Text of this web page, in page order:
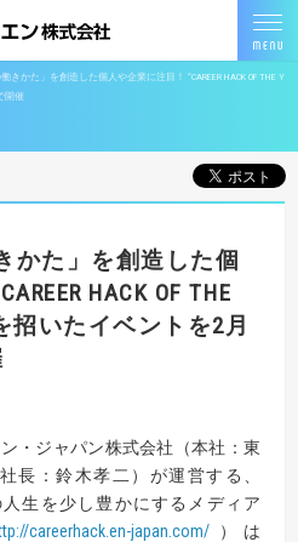
きかた」を創造した個人や企業に注目！ “CAREER HACK OF THE Y
開催
かた」を創造した個
HACK OF THE
招いたイベントを2月
・ジャパン株式会社（本社：東
長：鈴木孝二）が運営する、
人生を少し豊かにするメディア
careerhack.en-japan.com/）は